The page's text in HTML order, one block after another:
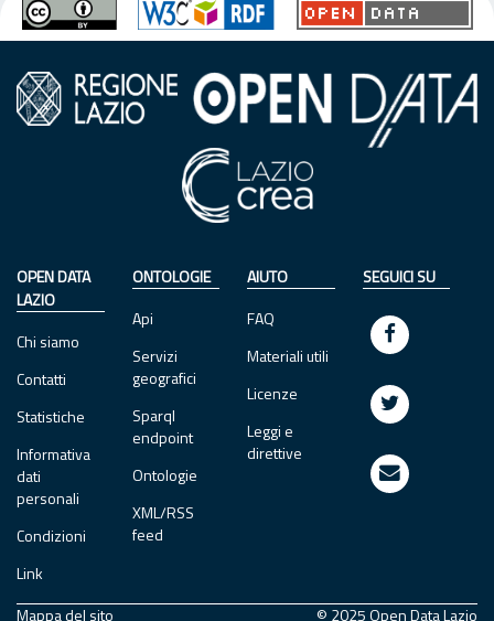
OPEN DATA
LAZIO
Chi siamo
Contatti
Statistiche
Informativa
dati
personali
Condizioni
Link
ONTOLOGIE
Api
Servizi
geografici
Sparql
endpoint
Ontologie
XML/RSS
feed
AIUTO
FAQ
Materiali utili
Licenze
Leggi e
direttive
SEGUICI SU
Mappa del sito © 2025 Open Data Lazio